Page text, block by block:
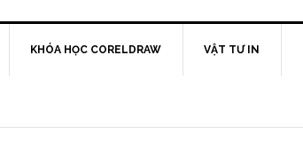
KHÓA HỌC CORELDRAW VẬT TƯ IN